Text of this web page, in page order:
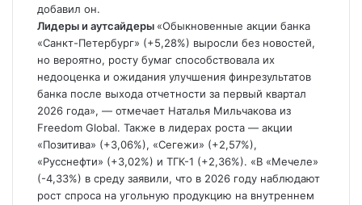
добавил он.
Лидеры и аутсайдеры «Обыкновенные акции банка
«Санкт-Петербург» (+5,28%) выросли без новостей,
но вероятно, росту бумаг способствовала их
недооценка и ожидания улучшения финрезультатов
банка после выхода отчетности за первый квартал
2026 года», — отмечает Наталья Мильчакова из
Freedom Global. Также в лидерах роста — акции
«Позитива» (+3,06%), «Сегежи» (+2,57%),
«Русснефти» (+3,02%) и ТГК-1 (+2,36%). «В «Мечеле»
(-4,33%) в среду заявили, что в 2026 году наблюдают
рост спроса на угольную продукцию на внутреннем